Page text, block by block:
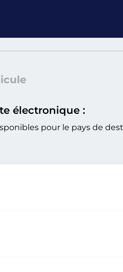
électronique :
pour le pays de